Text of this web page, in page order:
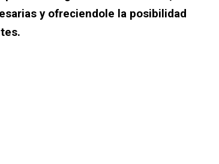
y ofreciendole la posibilidad